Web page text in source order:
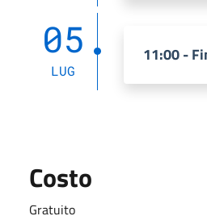
05
LUG
11:00 -
Costo
Gratuito